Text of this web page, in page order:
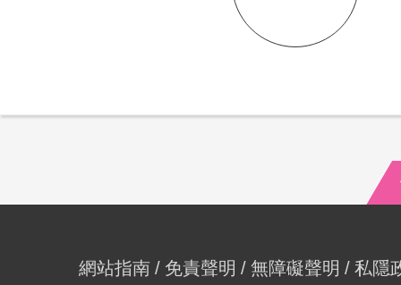
網站指南 免責聲明 無障礙聲明
私隱